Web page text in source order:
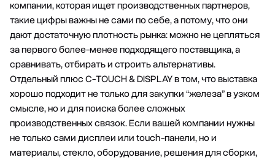
компании, которая ищет производственных партнеров,
такие цифры важны не сами по себе, а потому, что они
дают достаточную плотность рынка: можно не цепляться
за первого более-менее подходящего поставщика, а
сравнивать, отбирать и строить альтернативы.
Отдельный плюс C-TOUCH & DISPLAY в том, что выставка
хорошо подходит не только для закупки “железа” в узком
смысле, но и для поиска более сложных
производственных связок. Если вашей компании нужны
не только сами дисплеи или touch-панели, но и
материалы, стекло, оборудование, решения для сборки,